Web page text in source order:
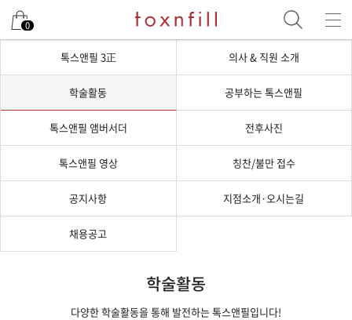
0
톡스앤필 3正 의사 & 직원 소개
학술활동 공부하는 톡스앤필
톡스앤필 앰버서더 전후사진
톡스앤필 영상 칭찬/불만 접수
공지사항 지점소개·오시는길
채용공고
학술활동
다양한 학술활동을 통해 발전하는 톡스앤필입니다!